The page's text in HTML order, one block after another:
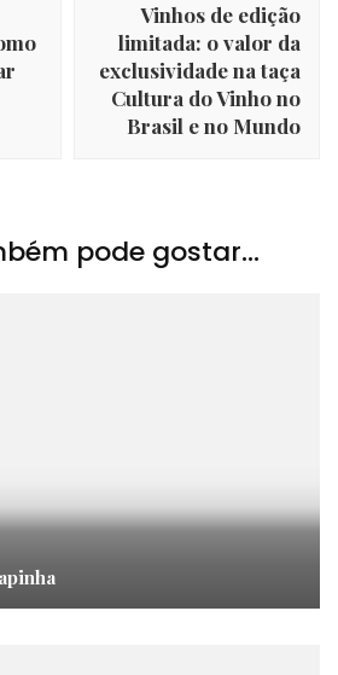
Vinhos de edição
limitada: o valor da
exclusividade na taça
Cultura do Vinho no
Brasil e no Mundo
pode gostar...